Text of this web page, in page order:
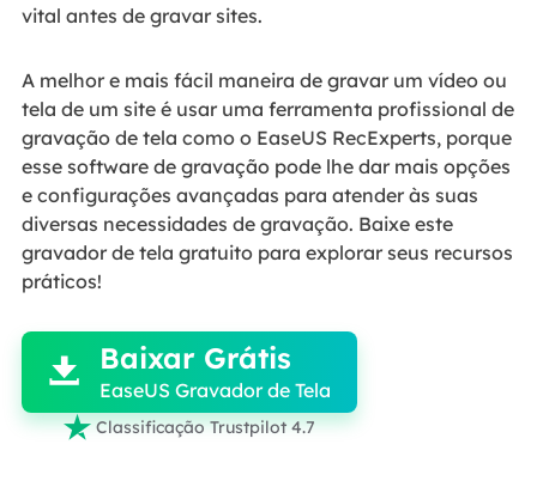
vital antes de gravar sites.
A melhor e mais fácil maneira de gravar um vídeo ou
tela de um site é usar uma ferramenta profissional de
gravação de tela como o EaseUS RecExperts, porque
esse software de gravação pode lhe dar mais opções
e configurações avançadas para atender às suas
diversas necessidades de gravação. Baixe este
gravador de tela gratuito para explorar seus recursos
práticos!

 Baixar Grátis
EaseUS Gravador de Tela
 Classificação Trustpilot 4.7